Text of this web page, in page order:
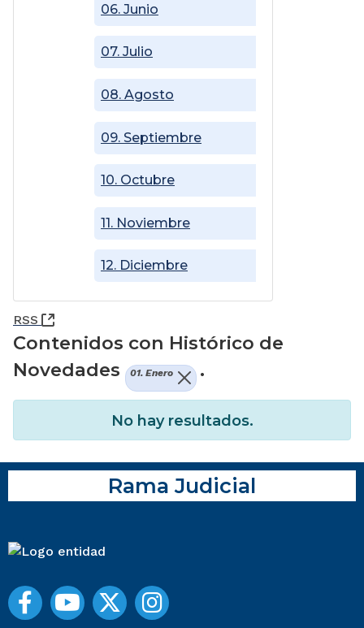
06. Junio
07. Julio
08. Agosto
09. Septiembre
10. Octubre
11. Noviembre
12. Diciembre
RSS (Abre una nueva ventana)
Contenidos con Histórico de
Novedades
01. Enero .
No hay resultados.
Rama Judicial